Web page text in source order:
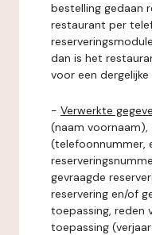
bestelling gedaan
restaurant per
dan is het
voor een dergelijke
- Verwerkte
(naam
(telefoonnummer,
gevraagde
reservering en/of
toepassing, reden
toepassing